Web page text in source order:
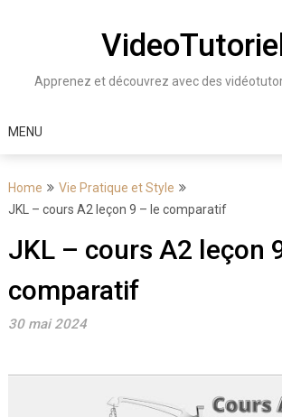
Apprenez et découvrez avec des
MENU
Home
Vie Pratique et Style
JKL – cours A2 leçon 9 – le comparatif
JKL – cours A2 leçon
comparatif
30 mai 2024